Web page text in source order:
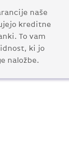
naše
kreditne
To vam
ki jo
naložbe.